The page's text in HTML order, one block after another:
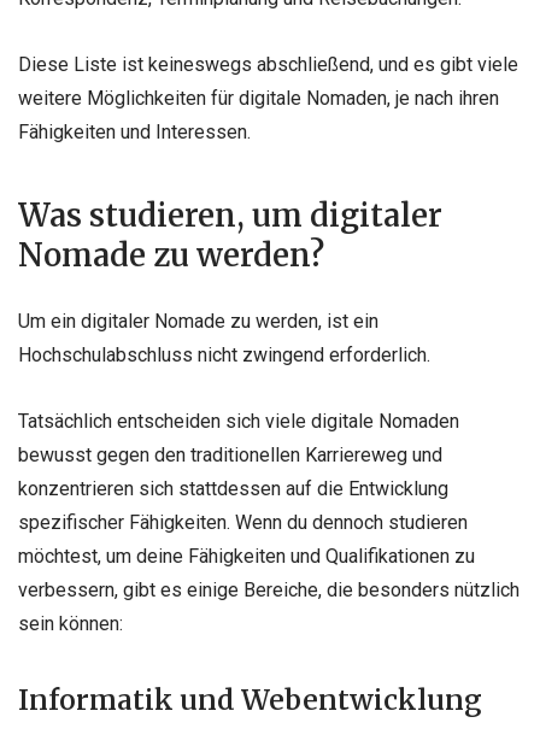
Diese Liste ist keineswegs abschließend, und es gibt viele
weitere Möglichkeiten für digitale Nomaden, je nach ihren
Fähigkeiten und Interessen.
Was studieren, um digitaler
Nomade zu werden?
Um ein digitaler Nomade zu werden, ist ein
Hochschulabschluss nicht zwingend erforderlich.
Tatsächlich entscheiden sich viele digitale Nomaden
bewusst gegen den traditionellen Karriereweg und
konzentrieren sich stattdessen auf die Entwicklung
spezifischer Fähigkeiten. Wenn du dennoch studieren
möchtest, um deine Fähigkeiten und Qualifikationen zu
verbessern, gibt es einige Bereiche, die besonders nützlich
sein können:
Informatik und Webentwicklung